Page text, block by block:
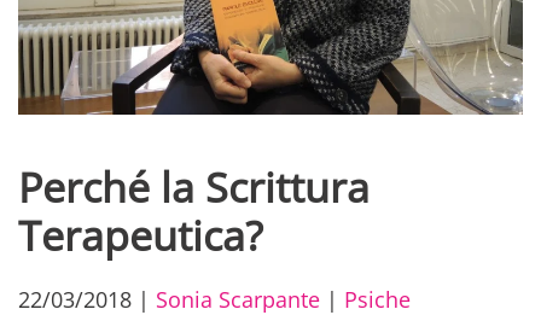
Perché la Scrittura
Terapeutica?
22/03/2018 | Sonia Scarpante | Psiche